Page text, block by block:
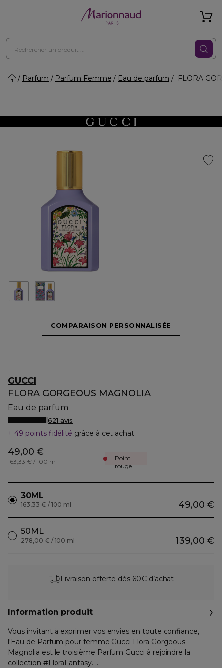
Parfum Parfum Femme Eau de parfum FLORA
COMPARAISON PERSONNALISÉE
GUCCI
FLORA GORGEOUS MAGNOLIA
Eau de parfum
621 avis
49 points fidélité grâce à cet achat
49,00 €
163,33 € / 100 ml
Point
rouge
30ML
49,00 €
163,33 € / 100 ml
50ML
139,00 €
278,00 € / 100 ml
Livraison offerte dès 60€ d’achat
Information produit
Vous invitant à exprimer vos envies en toute confiance,
l'Eau de Parfum pour femme Gucci Flora Gorgeous
Magnolia est le troisième Parfum Gucci à rejoindre la
collection #FloraFantasy.